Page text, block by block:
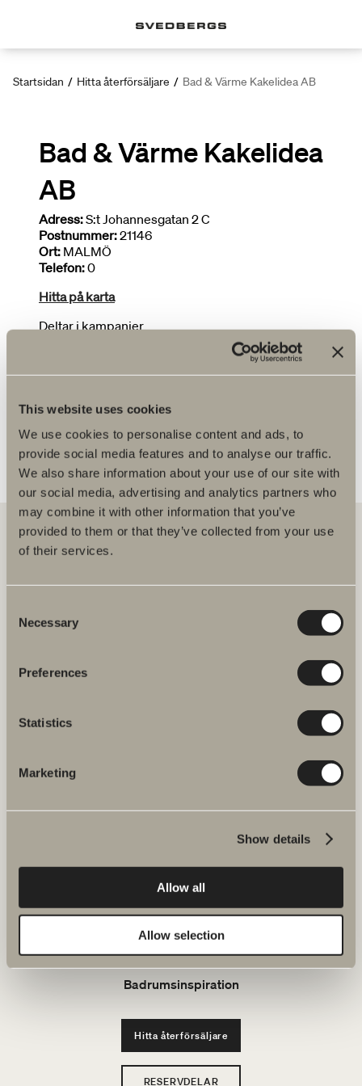
This website uses cookies
We use cookies to personalise content and ads, to
provide social media features and to analyse our traffic.
We also share information about your use of our site with
our social media, advertising and analytics partners who
may combine it with other information that you’ve
provided to them or that they’ve collected from your use
of their services.
Selection
Necessary
Preferences
Statistics
Marketing
Show details
Allow all
Allow selection
Startsidan / Hitta återförsäljare / Bad & Värme Kakelidea AB
Bad & Värme Kakelidea
AB
Adress:S:t Johannesgatan 2 C
Postnummer:21146
Ort: MALMÖ
Telefon:0
Hitta på karta
Deltar i kampanjer
tvättställ och blandare till duschar, badkar, handdukstorkar och WC.
Svedbergs i Dalstorp AB
Klicka här för att komma till
Serier
Ritverktyg
Badrumsinspiration
Hitta återförsäljare
RESERVDELAR